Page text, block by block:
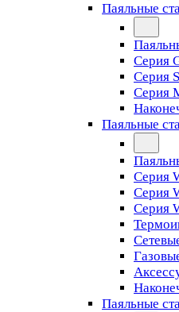
Паяльные
Серия
Серия
Серия
Паяльные
Серия
Серия
Серия
Паяльные